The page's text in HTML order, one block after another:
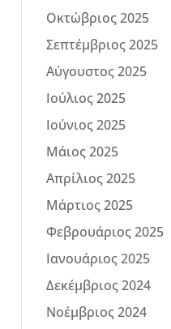
Οκτώβριος 2025
Σεπτέμβριος 2025
Αύγουστος 2025
Ιούλιος 2025
Ιούνιος 2025
Μάιος 2025
Απρίλιος 2025
Μάρτιος 2025
Φεβρουάριος 2025
Ιανουάριος 2025
Δεκέμβριος 2024
Νοέμβριος 2024